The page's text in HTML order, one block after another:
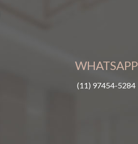
WHATSAPP
(11) 97454-5284